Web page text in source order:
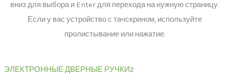
вниз для выбора и Enter для перехода на нужную страницу.
Если у вас устройство с тачскрином, используйте
пролистывание или нажатие.
ЭЛЕКТРОННЫЕ ДВЕРНЫЕ РУЧКИ2